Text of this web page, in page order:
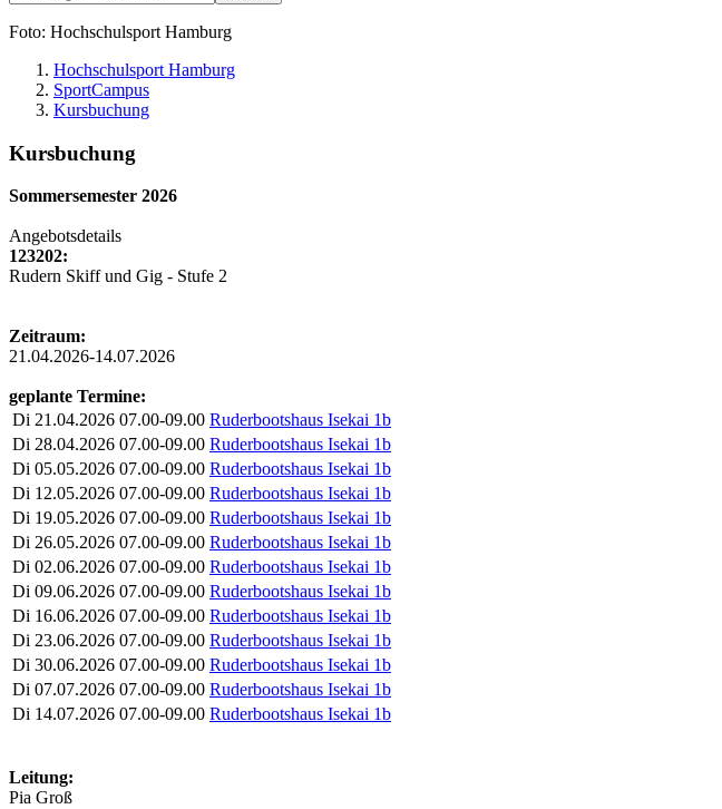
Foto: Hochschulsport Hamburg
Hochschulsport Hamburg
SportCampus
Kursbuchung
Kursbuchung
Sommersemester 2026
Angebotsdetails
123202:
Rudern Skiff und Gig - Stufe 2
Zeitraum:
21.04.2026-14.07.2026
geplante Termine:
Di 21.04.2026 07.00-09.00 Ruderbootshaus Isekai 1b
Di 28.04.2026 07.00-09.00 Ruderbootshaus Isekai 1b
Di 05.05.2026 07.00-09.00 Ruderbootshaus Isekai 1b
Di 12.05.2026 07.00-09.00 Ruderbootshaus Isekai 1b
Di 19.05.2026 07.00-09.00 Ruderbootshaus Isekai 1b
Di 26.05.2026 07.00-09.00 Ruderbootshaus Isekai 1b
Di 02.06.2026 07.00-09.00 Ruderbootshaus Isekai 1b
Di 09.06.2026 07.00-09.00 Ruderbootshaus Isekai 1b
Di 16.06.2026 07.00-09.00 Ruderbootshaus Isekai 1b
Di 23.06.2026 07.00-09.00 Ruderbootshaus Isekai 1b
Di 30.06.2026 07.00-09.00 Ruderbootshaus Isekai 1b
Di 07.07.2026 07.00-09.00 Ruderbootshaus Isekai 1b
Di 14.07.2026 07.00-09.00 Ruderbootshaus Isekai 1b
Leitung:
Pia Groß